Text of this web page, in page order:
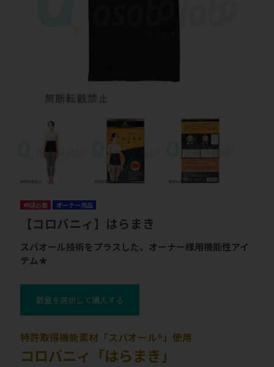
申請必要 オーナー用品
【コロバニィ】はらまき
スパオール技術をプラスした、オーナー様用機能性アイ
テム★
数量を選択して購入する
特許取得機能素材「スパオール®」使用
コロバニィ「はらまき」